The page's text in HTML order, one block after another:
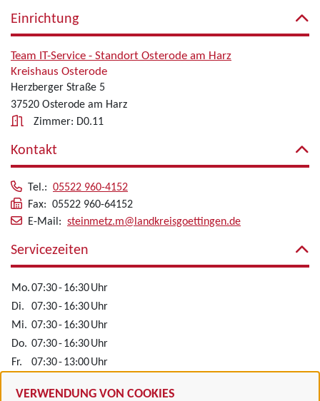
VERWENDUNG VON COOKIES
Einrichtung
Team IT-Service - Standort Osterode am Harz
Kreishaus Osterode
Herzberger Straße 5
37520 Osterode am Harz
Zimmer: D0.11
Kontakt
Tel.: 05522 960-4152
Fax: 05522 960-64152
E-Mail: steinmetz.m@landkreisgoettingen.de
Servicezeiten
Mo.07:30-16:30Uhr
Di.
07:30-16:30Uhr
Mi. 07:30-16:30Uhr
Do. 07:30-16:30Uhr
Fr.
07:30-13:00Uhr
Alle zugeordneten Einrichtungen